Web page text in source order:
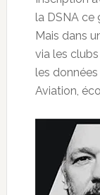
la DSNA ce
Mais dans
via les
les
Aviation,